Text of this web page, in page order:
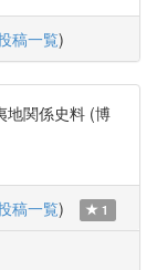
稿一覧)
地関係史料 (博
稿一覧) 1